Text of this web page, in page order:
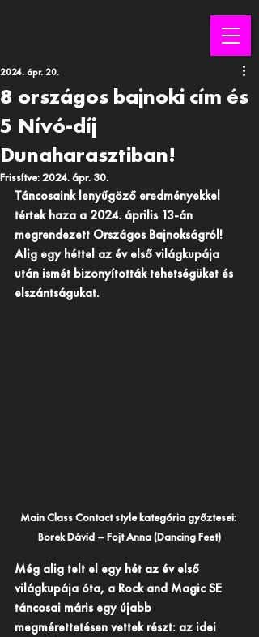
8 országos bajnoki cím és
5 Nívó-díj
Dunaharasztiban!
2024. ápr. 20.
Frissítve:2024. ápr. 30.
Táncosaink lenyűgöző eredményekkel
tértek haza a 2024. április 13-án
megrendezett Országos Bajnokságról!
Alig egy héttel az év első világkupája
után ismét bizonyították tehetségüket és
elszántságukat.
Main Class Contact style kategória győztesei:
Borek Dávid – Fojt Anna (Dancing Feet)
Még alig telt el egy hét az év első
világkupája óta, a Rock and Magic SE
táncosai máris egy újabb
megmérettetésen vettek részt: az idei